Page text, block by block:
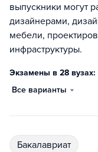
выпускники могут
дизайнерами,
мебели,
инфраструктуры.
Экзамены в 28 вузах:
Все варианты
бакалавриат